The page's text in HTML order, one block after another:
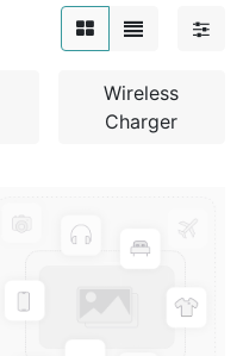
Wireless
Charger